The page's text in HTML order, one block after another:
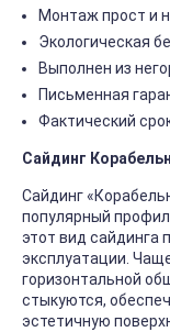
Монтаж прост и
Экологическая
Выполнен из
Письменная
Фактический
Сайдинг
Сайдинг
популярный
этот вид сайдинга
эксплуатации.
горизонтальной
стыкуются,
эстетичную